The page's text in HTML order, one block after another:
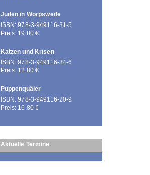
Juden in Worpswede
ISBN: 978-3-949116-31-5
Preis: 19.80 €
Katzen und Krisen
ISBN: 978-3-949116-34-6
Preis: 12.80 €
Puppenquäler
ISBN: 978-3-949116-20-9
Preis: 16.80 €
Aktuelle Termine